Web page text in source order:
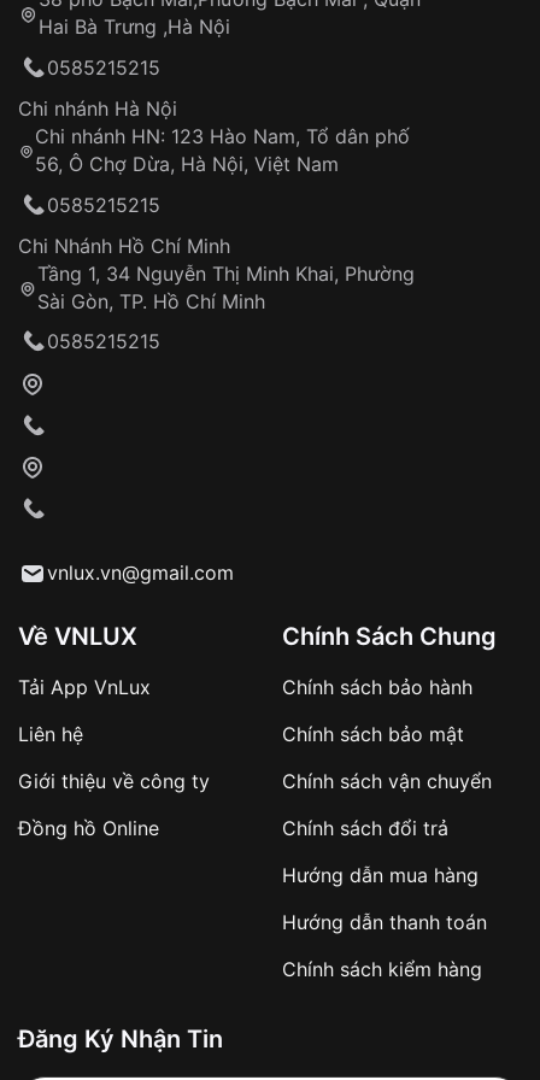
Hotline: 0585 215 215
Từ khóa SEO:
Khách hàng kiểm tra và thanh toán trực tiếp
Từ khóa SEO:
sản phẩm đặc biệt
hàng
Số tiền còn lại thanh toán khi nhận hàng hoặc
✔️ Đảm bảo xử lý đơn hàng nhanh chóng
✔️ Hạn chế tình trạng hủy đơn không mong
Từ khóa SEO:
Tự ý sửa chữa
thống VNLUX
Đảm bảo quyền lợi khách hàng
Đồng hành cùng khách hàng trong suốt quá
trình sử dụng
Hai Bà Trưng ,Hà Nội
0585215215
Chi nhánh Hà Nội
Chi nhánh HN: 123 Hào Nam, Tổ dân phố
56, Ô Chợ Dừa, Hà Nội, Việt Nam
0585215215
Chi Nhánh Hồ Chí Minh
Tầng 1, 34 Nguyễn Thị Minh Khai, Phường
Sài Gòn, TP. Hồ Chí Minh
0585215215
vnlux.vn@gmail.com
Về VNLUX
Tải App VnLux
Liên hệ
Giới thiệu về công ty
Đồng hồ Online
Chính Sách Chung
Chính sách bảo hành
Chính sách bảo mật
Chính sách vận chuyển
Chính sách đổi trả
Hướng dẫn mua hàng
Hướng dẫn thanh toán
Chính sách kiểm hàng
Đăng Ký Nhận Tin